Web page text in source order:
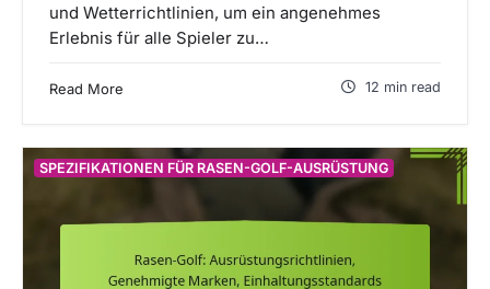
und Wetterrichtlinien, um ein angenehmes
Erlebnis für alle Spieler zu…
Read More 12 min read
SPEZIFIKATIONEN FÜR RASEN-GOLF-AUSRÜSTUNG